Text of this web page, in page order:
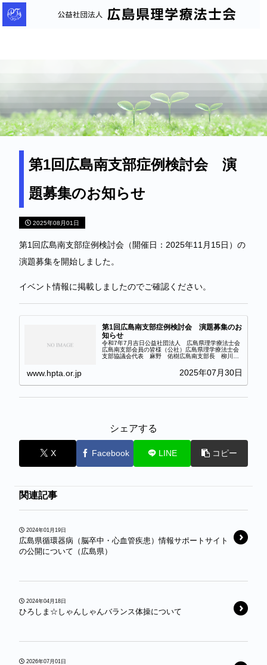
公
益
島
第1回広島南支部症例検討会 演
題募集のお知らせ
2025年08月01日
第1回広島南支部症例検討会（開催日：2025年11月15日）の
演題募集を開始しました。
イベント情報に掲載しましたのでご確認ください。
第1回広島南支部症例検討会 演題募集のお
知らせ
令和7年7月吉日公益社団法人 広島県理学療法士会
広島南支部会員の皆様（公社）広島県理学療法士会
支部協議会代表 麻野 佑樹広島南支部長 柳川
ますご清栄のこととお喜び申し上げます。平素はご
www.hpta.or.jp 2025年07月30日
シェアする
X Facebook LINE コピー
関連記事
2024年01月19日
広島県循環器病（脳卒中・心血管疾患）情報サポートサイト
の公開について（広島県）
2024年04月18日
ひろしま☆しゃんしゃんバランス体操について
2026年07月01日